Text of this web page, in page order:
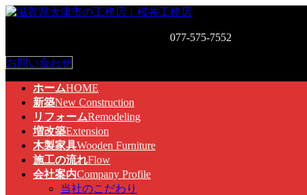
コ
ン
ツ
へ
ナ
ー
シ
ョ
077-575-7552
お問い合わせ
ホームHOME
新築New Construction
リフォームRemodeling
増改築Extension
木製家具Wooden Furniture
施工の流れFlow
会社案内Company Profile
当社のこだわり